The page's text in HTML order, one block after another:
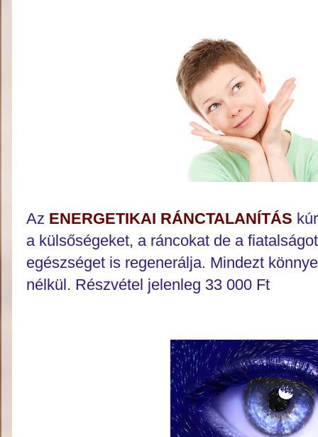
Az ENERGETIKAI RÁNCTALANÍTÁS
a külsőségeket, a ráncokat de a
egészséget is regenerálja. Mindezt
nélkül. Részvétel jelenleg 33 000 Ft